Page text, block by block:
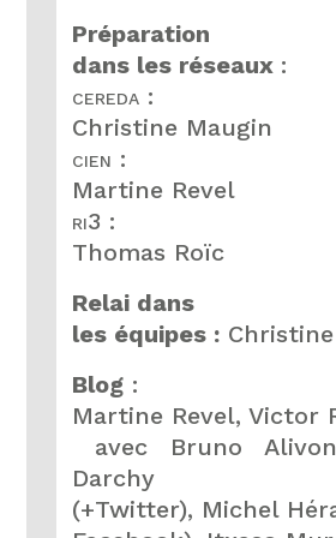
Préparation
dans les réseaux :
cereda :
Christine Maugin
cien :
Martine Revel
ri3 :
Thomas Roïc
Relai dans
les équipes :
Blog :
Martine Revel, Victor
avec Bruno
Darchy
(+Twitter), Michel